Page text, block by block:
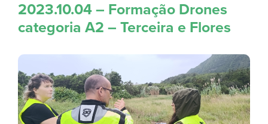
2023.10.04 – Formação Drones
categoria A2 – Terceira e Flores